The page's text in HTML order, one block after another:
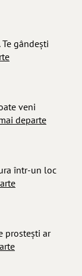
gândești
veni
departe
într-un loc
prostești ar